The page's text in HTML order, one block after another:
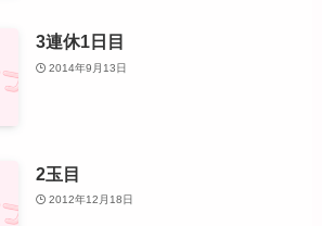
3連休1日目
2014年9月13日
2玉目
2012年12月18日